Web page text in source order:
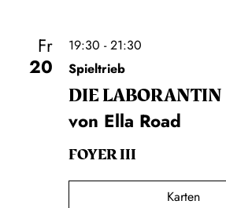
Fr
20
19:30 - 21:30
Spieltrieb
DIE LA­BO­RAN­TIN
von Ella Road
FOYER III
Karten